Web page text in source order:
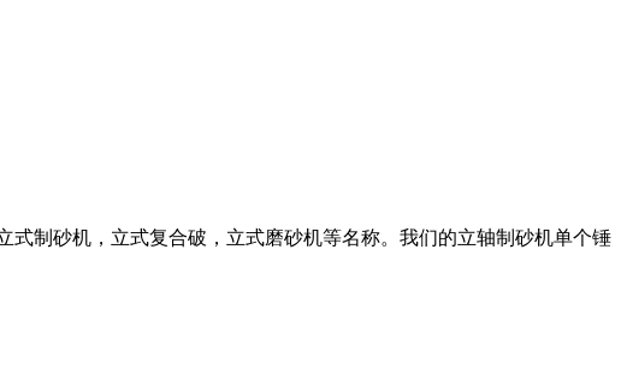
制砂机，立式复合破，立式磨砂机等名称。我们的立轴制砂机单个锤